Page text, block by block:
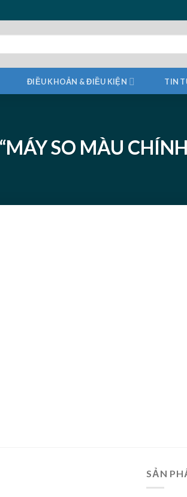
ĐIỀU KHOẢN & ĐIỀU KIỆN TIN
SO MÀU
SẢN